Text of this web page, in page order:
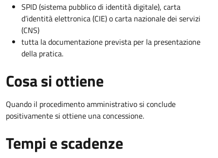
SPID (sistema pubblico di identità digitale), carta
d’identità elettronica (CIE) o carta nazionale dei servizi
(CNS)
tutta la documentazione prevista per la presentazione
della pratica.
Cosa si ottiene
Quando il procedimento amministrativo si conclude
positivamente si ottiene una concessione.
Tempi e scadenze